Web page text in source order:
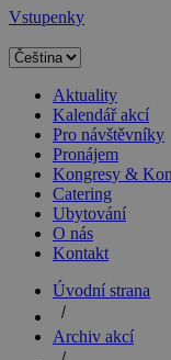
Vstupenky
Aktuality
Kalendář akcí
Pro návštěvníky
Pronájem
Kongresy &
Catering
Ubytování
O nás
Kontakt
Úvodní strana
Archiv akcí